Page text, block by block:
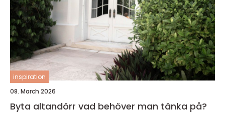
inspiration
08. March 2026
Byta altandörr vad behöver man tänka på?